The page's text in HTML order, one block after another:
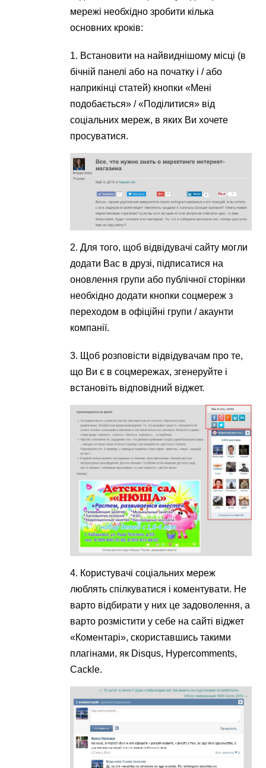
мережі необхідно зробити кілька
основних кроків:
1. Встановити на найвиднішому місці (в
бічній панелі або на початку і / або
наприкінці статей) кнопки «Мені
подобається» / «Поділитися» від
соціальних мереж, в яких Ви хочете
просуватися.
2. Для того, щоб відвідувачі сайту могли
додати Вас в друзі, підписатися на
оновлення групи або публічної сторінки
необхідно додати кнопки соцмереж з
переходом в офіційні групи / акаунти
компанії.
3. Щоб розповісти відвідувачам про те,
що Ви є в соцмережах, згенеруйте і
встановіть відповідний віджет.
4. Користувачі соціальних мереж
люблять спілкуватися і коментувати. Не
варто відбирати у них це задоволення, а
варто розмістити у себе на сайті віджет
«Коментарі», скориставшись такими
плагінами, як Disqus, Hypercomments,
Cackle.